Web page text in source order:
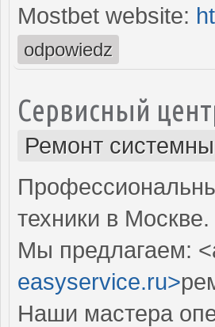
Mostbet website:
odpowiedz
Сервисный
Ремонт
техники в Москве.
Мы предлагаем:
easyservice.ru>
Наши мастера